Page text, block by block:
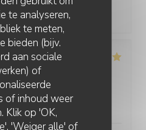
te analyseren,
te meten,
bieden (bijv.
aan sociale
of
of inhoud weer
Klik op 'OK,
'Weiger alle' of
restaurant est superbe
2
Keuken:5/5
SIDI BOU SAÏD